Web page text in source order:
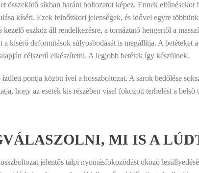
összekötő síkban haránt boltozatot képez. Ennek
kíséri. Ezek felnőttkori jelenségek, és idővel egyre
eszköz áll rendelkezésre, a tornáztató hengertől a
a kísérő deformitások súlyosbodását is megállítja. A
célszerű elkészítetni. A legjobb betétek így készülnek.
pontja között ível a hosszboltozat. A sarok bedőlése
hogy az esetek kis részében visel fokozott terhelést a
MI IS A
jelentős talpi nyomásfokozódást okozó